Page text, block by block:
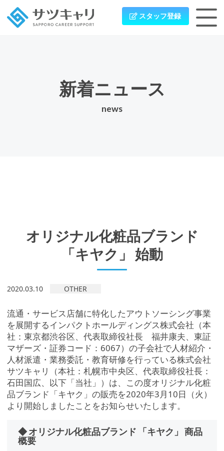
スタッフ登録
新着ニュース
news
オリジナル化粧品ブランド
「キヤク」 始動
2020.03.10 OTHER
流通・サービス店舗に特化したアウトソーシング事業
を展開するインパクトホールディングス株式会社（本
社：東京都渋谷区、代表取締役社長 福井康夫、東証
マザーズ・証券コード：6067）の子会社で人材紹介・
人材派遣・業務委託・教育研修を行っている株式会社
サツキャリ（本社：札幌市中央区、代表取締役社長：
石田国広、以下「当社」）は、この度オリジナル化粧
品ブランド「キヤク」の販売を2020年3月10日（火）
より開始しましたことをお知らせいたします。
◆ オリジナル化粧品ブランド 「キヤク」 商品
概要